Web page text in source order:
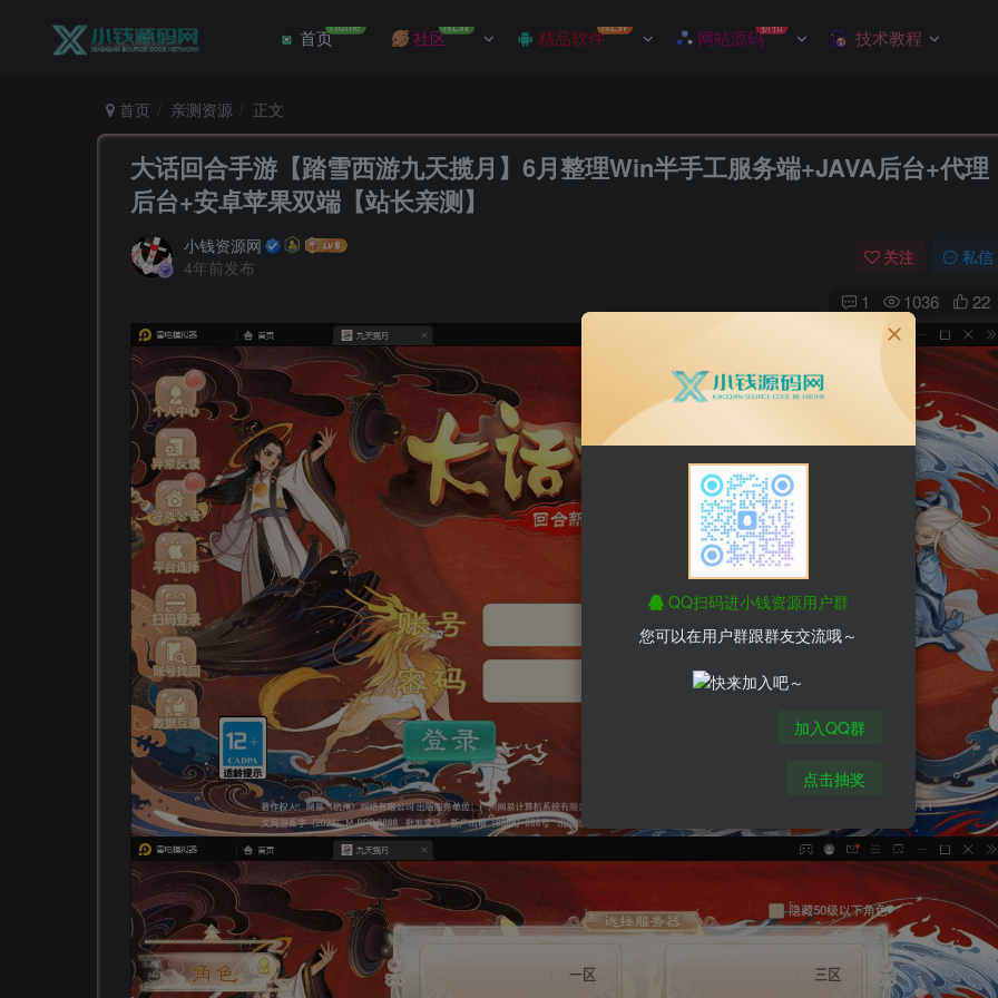
首页Home 社区NEW 精品软件NEW 网站源码折扣 技术教程
首页 亲测资源 正文
大话回合手游【踏雪西游九天揽月】6月整理Win半手工服务端+JAVA后台+代理
后台+安卓苹果双端【站长亲测】
小钱资源网
4年前发布
关注 私信
1 1036 22
QQ扫码进小钱资源用户群
您可以在用户群跟群友交流哦～
加入QQ群
点击抽奖